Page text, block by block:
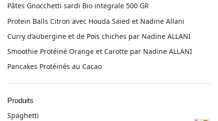
Pâtes Gnocchetti sardi Bio integrale 500 GR
Protein Balls Citron avec Houda Saied et Nadine Allani
Curry d’aubergine et de Pois chiches par Nadine ALLANI
Smoothie Protéiné Orange et Carotte par Nadine ALLANI
Pancakes Protéinés au Cacao
Produits
Spaghetti